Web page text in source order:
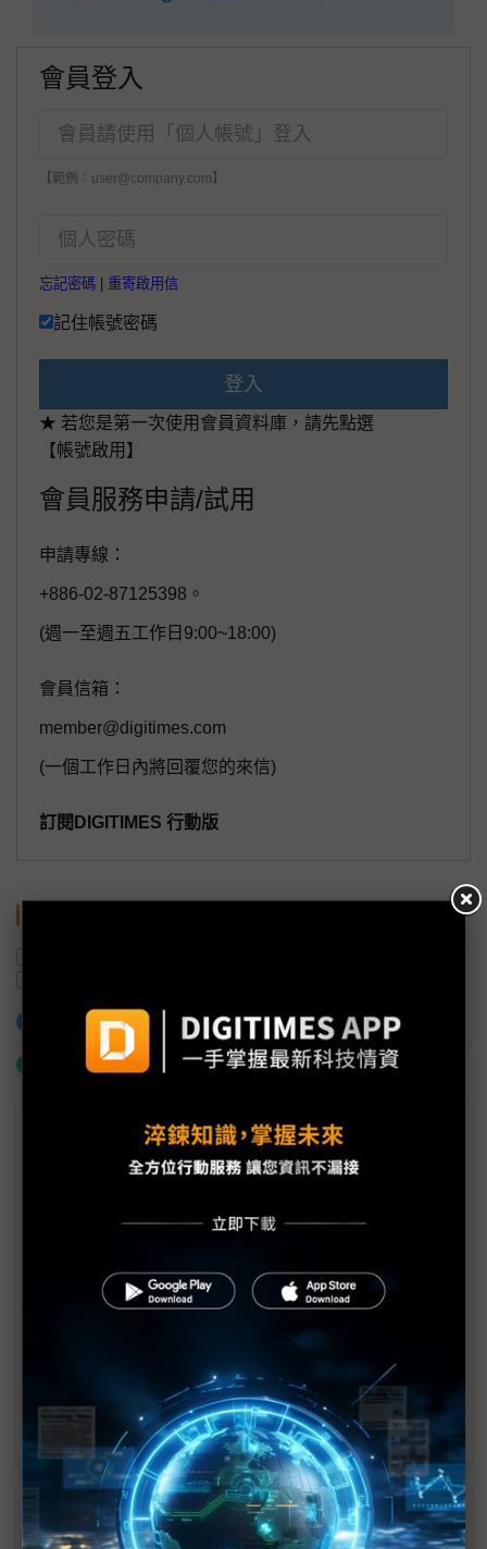
會員登入
【範例：user@company.com】
忘記密碼 重寄啟用信
記住帳號密碼
登入
★ 若您是第一次使用會員資料庫，請先點選
【帳號啟用】
會員服務申請/試用
申請專線：
+886-02-87125398。
(週一至週五工作日9:00~18:00)
會員信箱：
member@digitimes.com
(一個工作日內將回覆您的來信)
訂閱DIGITIMES 行動版
加入已選取到「關鍵字追蹤」
什麼是「關鍵字追蹤」
議題精選－機器人台美合作十字路口
南韓現代瞄準美國「南方MIT」人才 台廠布局人形
化契機敲門
鏈結美國實證場域 台美打造雙邊機器人聯盟
赴美投資不只半導體 台灣機器人聚落成形落腳喬治
亞州
近７天熱門報導